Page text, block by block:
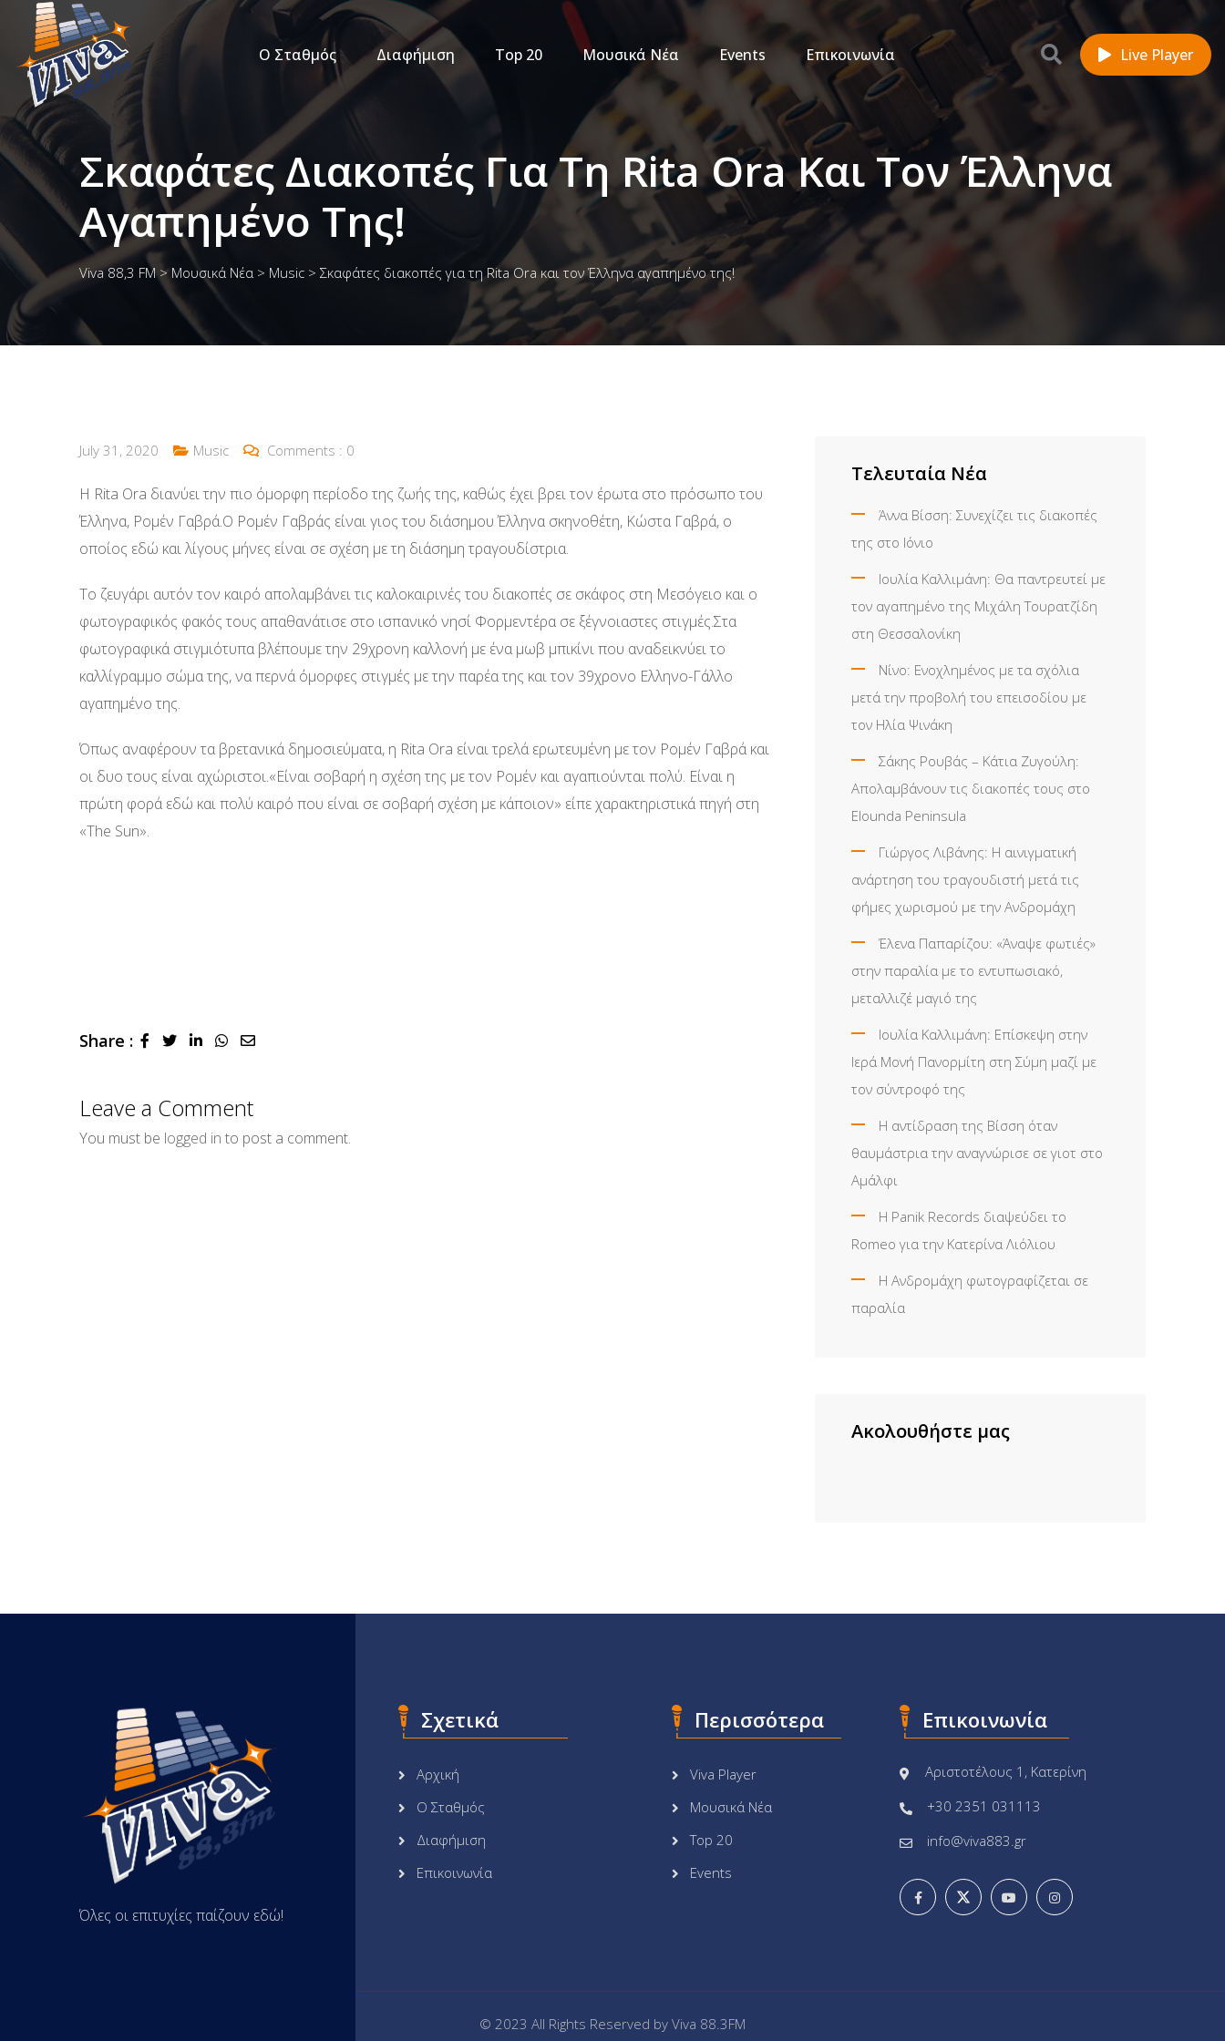
Ο Σταθμός Διαφήμιση Top 20 Μουσικά Νέα Events Επικοινωνία Live Player
Σκαφάτες Διακοπές Για Τη Rita Ora Και Τον Έλληνα
Αγαπημένο Της!
Viva 88,3 FM> Μουσικά Νέα > Music > Σκαφάτες διακοπές για τη Rita Ora και τον Έλληνα αγαπημένο της!
July 31, 2020 Music Comments : 0
H Rita Ora διανύει την πιο όμορφη περίοδο της ζωής της, καθώς έχει βρει τον έρωτα στο πρόσωπο του
Έλληνα, Ρομέν Γαβρά.Ο Ρομέν Γαβράς είναι γιος του διάσημου Έλληνα σκηνοθέτη, Κώστα Γαβρά, ο
οποίος εδώ και λίγους μήνες είναι σε σχέση με τη διάσημη τραγουδίστρια.
Το ζευγάρι αυτόν τον καιρό απολαμβάνει τις καλοκαιρινές του διακοπές σε σκάφος στη Μεσόγειο και ο
φωτογραφικός φακός τους απαθανάτισε στο ισπανικό νησί Φορμεντέρα σε ξέγνοιαστες στιγμές.Στα
φωτογραφικά στιγμιότυπα βλέπουμε την 29χρονη καλλονή με ένα μωβ μπικίνι που αναδεικνύει το
καλλίγραμμο σώμα της, να περνά όμορφες στιγμές με την παρέα της και τον 39χρονο Ελληνο-Γάλλο
αγαπημένο της.
Όπως αναφέρουν τα βρετανικά δημοσιεύματα, η Rita Ora είναι τρελά ερωτευμένη με τον Ρομέν Γαβρά και
οι δυο τους είναι αχώριστοι.«Είναι σοβαρή η σχέση της με τον Ρομέν και αγαπιούνται πολύ. Είναι η
πρώτη φορά εδώ και πολύ καιρό που είναι σε σοβαρή σχέση με κάποιον» είπε χαρακτηριστικά πηγή στη
«The Sun».
Share : LinkedInWhatsapp
Share
Leave a Comment
You must be logged in to post a comment.
Τελευταία Νέα
Άννα Βίσση: Συνεχίζει τις διακοπές
της στο Ιόνιο
Ιουλία Καλλιμάνη: Θα παντρευτεί με
τον αγαπημένο της Μιχάλη Τουρατζίδη
στη Θεσσαλονίκη
Νίνο: Ενοχλημένος με τα σχόλια
μετά την προβολή του επεισοδίου με
τον Ηλία Ψινάκη
Σάκης Ρουβάς – Κάτια Ζυγούλη:
Απολαμβάνουν τις διακοπές τους στο
Elounda Peninsula
Γιώργος Λιβάνης: Η αινιγματική
ανάρτηση του τραγουδιστή μετά τις
φήμες χωρισμού με την Ανδρομάχη
Έλενα Παπαρίζου: «Άναψε φωτιές»
στην παραλία με το εντυπωσιακό,
μεταλλιζέ μαγιό της
Ιουλία Καλλιμάνη: Επίσκεψη στην
Ιερά Μονή Πανορμίτη στη Σύμη μαζί με
τον σύντροφό της
Η αντίδραση της Βίσση όταν
θαυμάστρια την αναγνώρισε σε γιοτ στο
Αμάλφι
Η Panik Records διαψεύδει το
Romeo για την Κατερίνα Λιόλιου
Η Ανδρομάχη φωτογραφίζεται σε
παραλία
Ακολουθήστε μας
Όλες οι επιτυχίες παίζουν εδώ!
Σχετικά
Αρχική
Ο Σταθμός
Διαφήμιση
Επικοινωνία
Περισσότερα
Viva Player
Μουσικά Νέα
Top 20
Events
Επικοινωνία
Αριστοτέλους 1, Κατερίνη
+30 2351 031113
info@viva883.gr
© 2023 All Rights Reserved by Viva 88.3FM